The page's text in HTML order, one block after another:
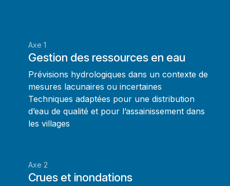
Axe 1
Gestion des ressources en eau
Prévisions hydrologiques dans un contexte de
mesures lacunaires ou incertaines
Techniques adaptées pour une distribution
d’eau de qualité et pour l’assainissement dans
les villages
Axe 2
Crues et inondations